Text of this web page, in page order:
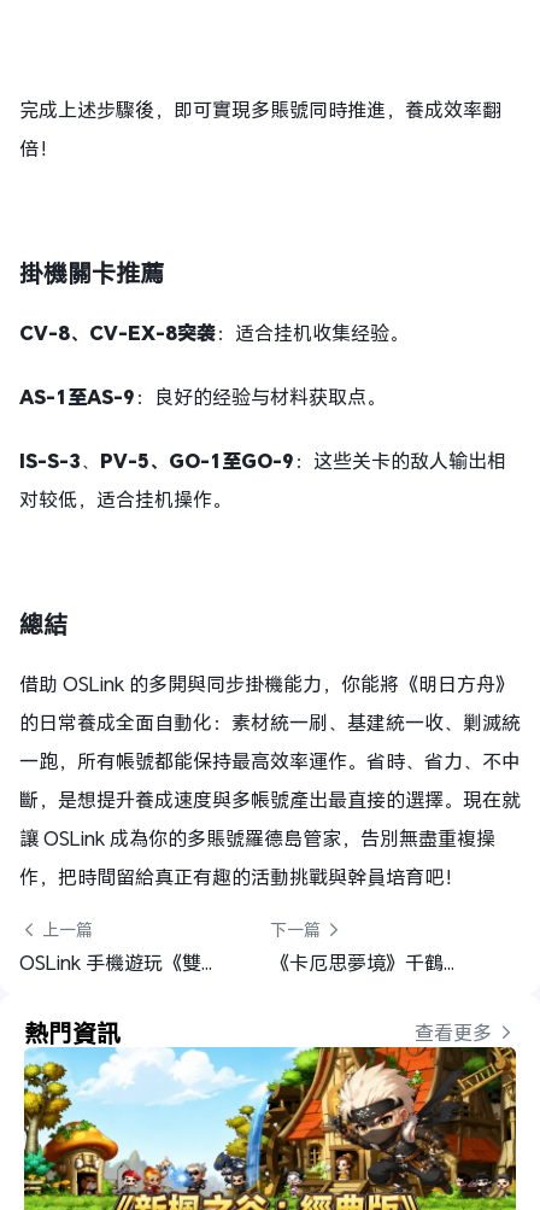
完成上述步驟後，即可實現多賬號同時推進，養成效率翻
倍！
掛機關卡推薦
CV-8、CV-EX-8突袭：适合挂机收集经验。
AS-1至AS-9：良好的经验与材料获取点。
IS-S-3、 PV-5、 GO-1至GO-9：这些关卡的敌人输出相
对较低，适合挂机操作。
總結
借助 OSLink 的多開與同步掛機能力，你能將《明日方舟》
的日常養成全面自動化：素材統一刷、基建統一收、剿滅統
一跑，所有帳號都能保持最高效率運作。省時、省力、不中
斷，是想提升養成速度與多帳號產出最直接的選擇。現在就
讓 OSLink 成為你的多賬號羅德島管家，告別無盡重複操
作，把時間留給真正有趣的活動挑戰與幹員培育吧！
上一篇
OSLink 手機遊玩《雙影奇境》教學｜隨時隨地聯機冒險
下一篇
《卡厄思夢境》千鶴角色全攻略：卡組、配隊與養成解析
熱門資訊 查看更多